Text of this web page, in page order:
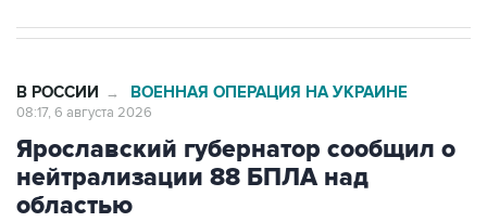
В РОССИИ → ВОЕННАЯ ОПЕРАЦИЯ НА УКРАИНЕ
08:17, 6 августа 2026
Ярославский губернатор сообщил о
нейтрализации 88 БПЛА над
областью